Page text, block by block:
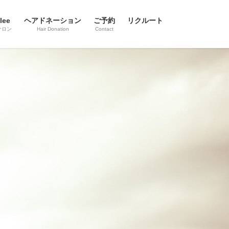
ロン
ヘアドネーション
Hair Donation
ご予約
Contact
リクルート